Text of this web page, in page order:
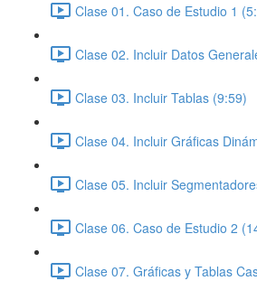
Clase 01. Caso de Estudio 1
Clase 02. Incluir Datos
Clase 03. Incluir Tablas (9:59)
Clase 04. Incluir Gráficas
Clase 05. Incluir
Clase 06. Caso de Estudio 2
Clase 07. Gráficas y Tablas